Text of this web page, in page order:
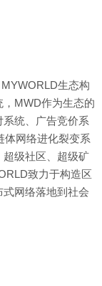
生态构
MWD作为生态的
统、广告竞价系
体网络进化裂变系
级社区、超级矿
致力于构造区
网络落地到社会